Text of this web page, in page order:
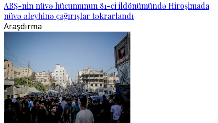
ABŞ-nin nüvə hücumunun 81-ci ildönümündə Hiroşimada
nüvə əleyhinə çağırışlar təkrarlandı
Araşdırma